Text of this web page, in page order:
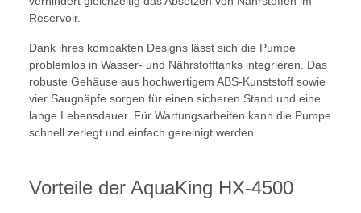
Reservoir.
Dank ihres kompakten Designs lässt sich die Pumpe
problemlos in Wasser- und Nährstofftanks integrieren. Das
robuste Gehäuse aus hochwertigem ABS-Kunststoff sowie
vier Saugnäpfe sorgen für einen sicheren Stand und eine
lange Lebensdauer. Für Wartungsarbeiten kann die Pumpe
schnell zerlegt und einfach gereinigt werden.
Vorteile der AquaKing HX-4500